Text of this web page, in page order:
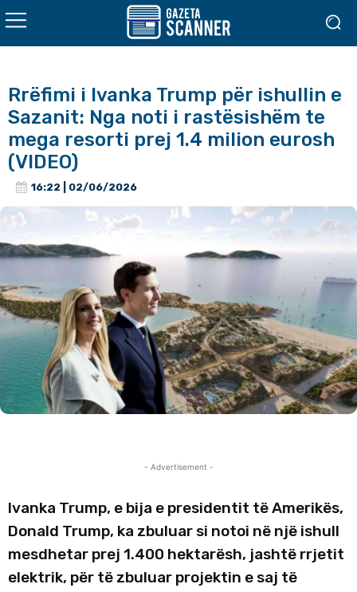
Rrëfimi i Ivanka Trump për ishullin e
Sazanit: Nga noti i rastësishëm te
mega resorti prej 1.4 milion eurosh
(VIDEO)
16:22 | 02/06/2026
- Advertisement -
Ivanka Trump, e bija e presidentit të Amerikës,
Donald Trump, ka zbuluar si notoi në një ishull
mesdhetar prej 1.400 hektarësh, jashtë rrjetit
elektrik, për të zbuluar projektin e saj të